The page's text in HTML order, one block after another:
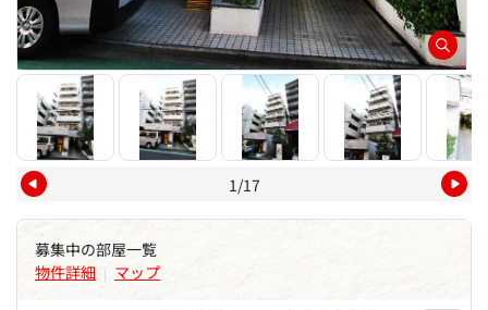
1/17
募集中の部屋一覧
物件詳細 | マップ